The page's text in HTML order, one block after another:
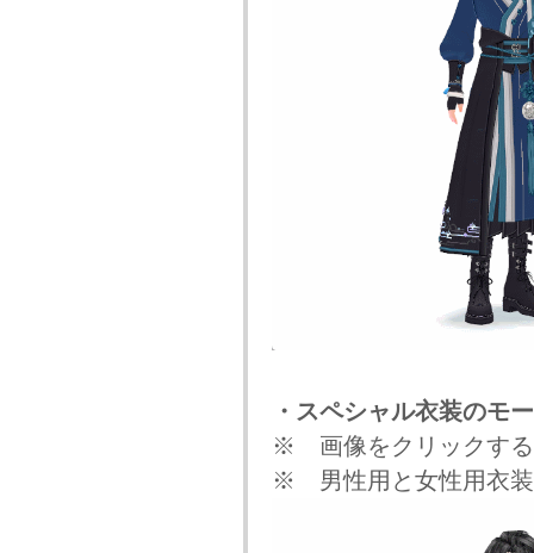
・スペシャル衣装のモ
※ 画像をクリックする
※ 男性用と女性用衣装